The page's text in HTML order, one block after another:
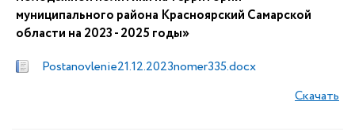
муниципального района Красноярский Самарской
области на 2023 - 2025 годы»
Postanovlenie21.12.2023nomer335.docx
Скачать